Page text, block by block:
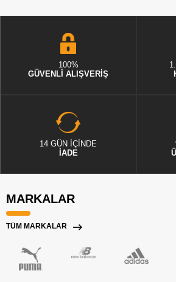
100%
GÜVENLİ ALIŞVERİŞ
14 GÜN İÇİNDE
İADE
MARKALAR
TÜM MARKALAR